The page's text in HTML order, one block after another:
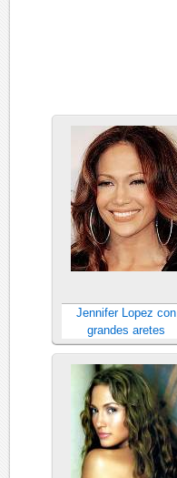
Jennifer Lopez con
grandes aretes